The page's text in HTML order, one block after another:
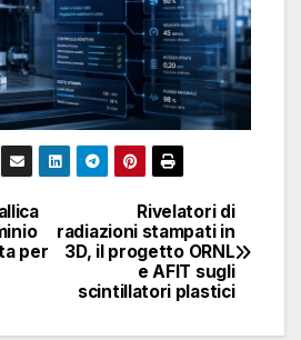
Rivelatori di
radiazioni stampati in
3D, il progetto ORNL
e AFIT sugli
scintillatori plastici
per